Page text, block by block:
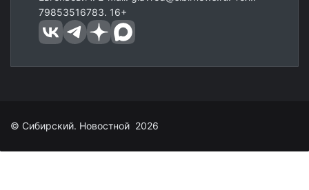
79853516783. 16+
© Сибирский. Новостной 2026